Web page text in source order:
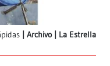
Archivo | La Estrella